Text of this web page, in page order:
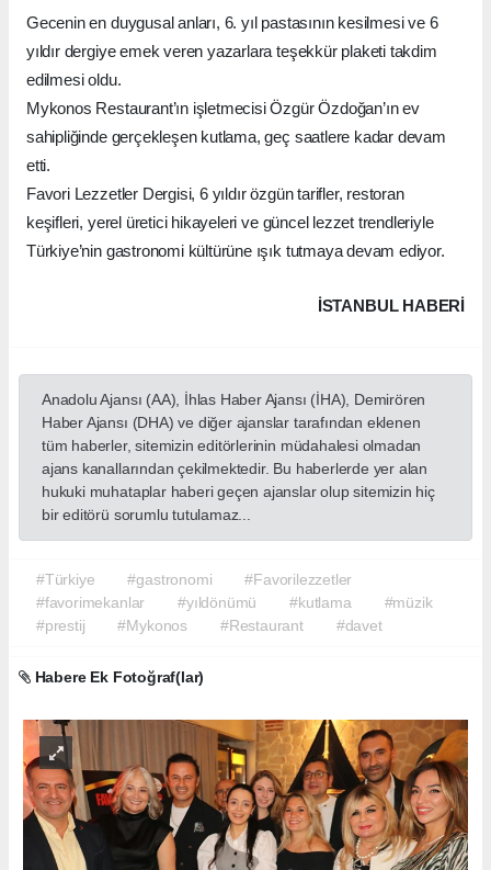
Gecenin en duygusal anları, 6. yıl pastasının kesilmesi ve 6
yıldır dergiye emek veren yazarlara teşekkür plaketi takdim
edilmesi oldu.
Mykonos Restaurant’ın işletmecisi Özgür Özdoğan’ın ev
sahipliğinde gerçekleşen kutlama, geç saatlere kadar devam
etti.
Favori Lezzetler Dergisi, 6 yıldır özgün tarifler, restoran
keşifleri, yerel üretici hikayeleri ve güncel lezzet trendleriyle
Türkiye’nin gastronomi kültürüne ışık tutmaya devam ediyor.
İSTANBUL HABERİ
Anadolu Ajansı (AA), İhlas Haber Ajansı (İHA), Demirören
Haber Ajansı (DHA) ve diğer ajanslar tarafından eklenen
tüm haberler, sitemizin editörlerinin müdahalesi olmadan
ajans kanallarından çekilmektedir. Bu haberlerde yer alan
hukuki muhataplar haberi geçen ajanslar olup sitemizin hiç
bir editörü sorumlu tutulamaz...
#Türkiye #gastronomi
#Favorilezzetler
#favorimekanlar
#yıldönümü #kutlama
#müzik
#prestij
#Mykonos #Restaurant #davet
Habere Ek Fotoğraf(lar)